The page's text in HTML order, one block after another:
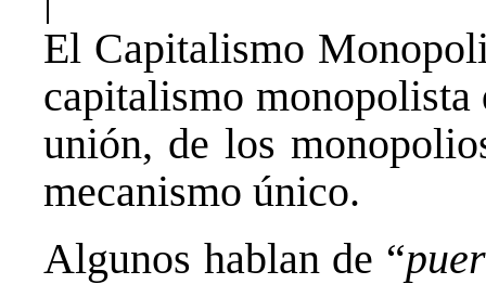
El Capitalismo
capitalismo monopolista
unión, de los
mecanismo único.
Algunos hablan de “